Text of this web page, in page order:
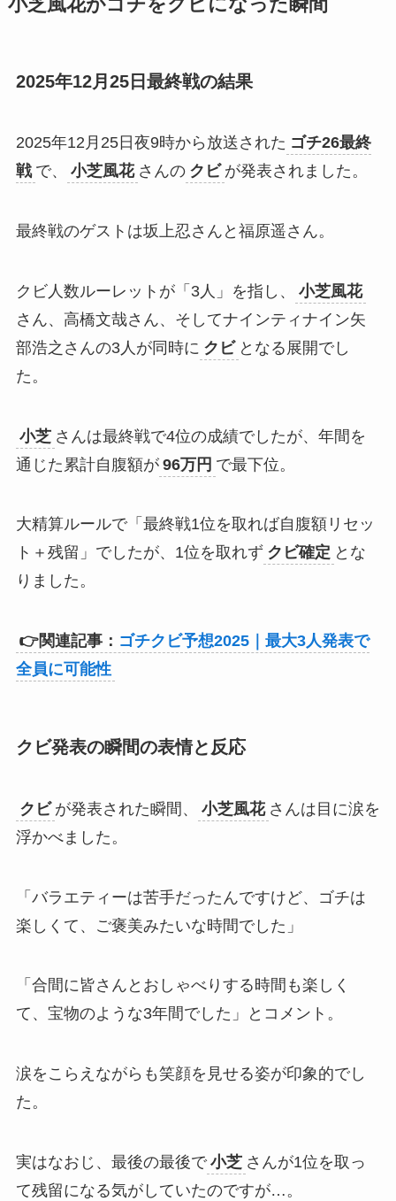
2025年12月25日最終戦の結果
2025年12月25日夜9時から放送された ゴチ26最終
戦 で、 小芝風花 さんの クビ が発表されました。​
最終戦のゲストは坂上忍さんと福原遥さん。
クビ人数ルーレットが「3人」を指し、
小芝風花
さん、高橋文哉さん、そしてナインティナイン矢
部浩之さんの3人が同時に クビ となる展開でし
た。​
小芝 さんは最終戦で4位の成績でしたが、年間を
通じた累計自腹額が 96万円 で最下位。​
大精算ルールで「最終戦1位を取れば自腹額リセッ
ト＋残留」でしたが、1位を取れず クビ確定 とな
りました。
👉関連記事： ゴチクビ予想2025｜最大3人発表で
全員に可能性
クビ発表の瞬間の表情と反応
クビ が発表された瞬間、 小芝風花 さんは目に涙を
浮かべました。​
「バラエティーは苦手だったんですけど、ゴチは
楽しくて、ご褒美みたいな時間でした」​
「合間に皆さんとおしゃべりする時間も楽しく
て、宝物のような3年間でした」とコメント。​
涙をこらえながらも笑顔を見せる姿が印象的でし
た。
実はなおじ、最後の最後で 小芝 さんが1位を取っ
て残留になる気がしていたのですが…。